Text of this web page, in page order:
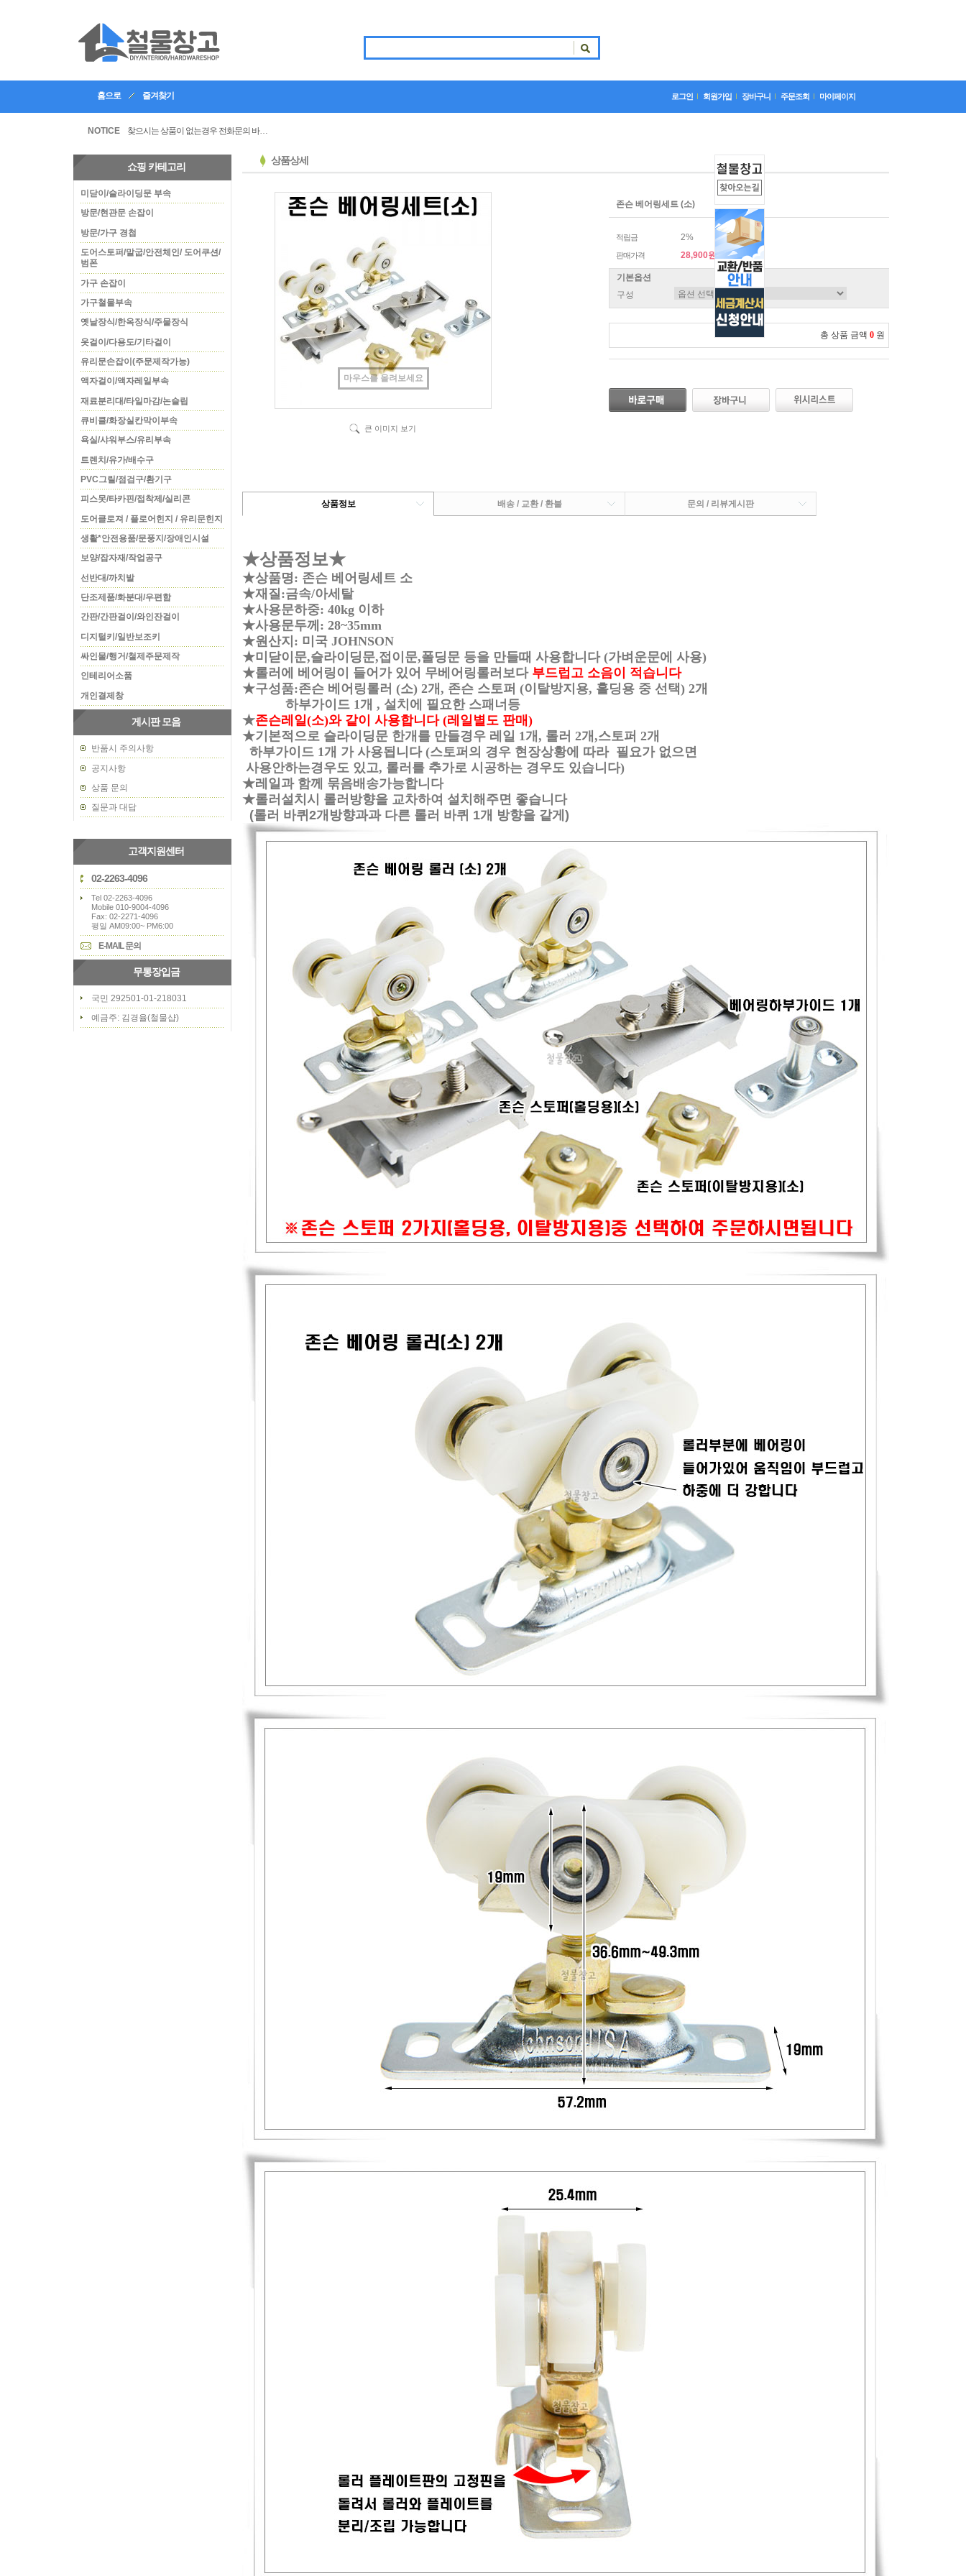
홈으로 즐겨찾기 로그인 회원가입 장바구니 주문조회 마이페이지
NOTICE
찾으시는 상품이 없는경우 전화문의 바랍니다
쇼핑 카테고리
미닫이/슬라이딩문 부속
방문/현관문 손잡이
방문/가구 경첩
도어스토퍼/말굽/안전체인/ 도어쿠션/
범폰
가구 손잡이
가구철물부속
옛날장식/한옥장식/주물장식
옷걸이/다용도/기타걸이
유리문손잡이(주문제작가능)
액자걸이/액자레일부속
재료분리대/타일마감/논슬립
큐비클/화장실칸막이부속
욕실/샤워부스/유리부속
트렌치/유가/배수구
PVC그릴/점검구/환기구
피스못/타카핀/접착제/실리콘
도어클로져 / 플로어힌지 / 유리문힌지
생활*안전용품/문풍지/장애인시설
보양/잡자재/작업공구
선반대/까치발
단조제품/화분대/우편함
간판/간판걸이/와인잔걸이
디지털키/일반보조키
싸인물/행거/철제주문제작
인테리어소품
개인결제창
게시판 모음
반품시 주의사항
공지사항
상품 문의
질문과 대답
고객지원센터
02-2263-4096
Tel 02-2263-4096
Mobile 010-9004-4096
Fax: 02-2271-4096
평일 AM09:00~ PM6:00
E-MAIL 문의
무통장입금
국민 292501-01-218031
예금주: 김경율(철물샵)
상품상세
마우스를 올려보세요
큰 이미지 보기
존슨 베어링세트 (소)
적립금 2%
판매가격 28,900원
기본옵션
구성
총 상품 금액 0 원
상품정보 배송 / 교환 / 환불 문의 / 리뷰게시판
★상품정보★
★상품명: 존슨 베어링세트 소
★재질:금속/아세탈
★사용문하중: 40kg 이하
★사용문두께: 28~35mm
★원산지: 미국 JOHNSON
★미닫이문,슬라이딩문,접이문,폴딩문 등을 만들때 사용합니다 (가벼운문에 사용)
★롤러에 베어링이 들어가 있어 무베어링롤러보다 부드럽고 소음이 적습니다
★구성품:존슨 베어링롤러 (소) 2개, 존슨 스토퍼 (이탈방지용, 홀딩용 중 선택) 2개
하부가이드 1개 , 설치에 필요한 스패너등
★존슨레일(소)와 같이 사용합니다 (레일별도 판매)
★기본적으로 슬라이딩문 한개를 만들경우 레일 1개, 롤러 2개,스토퍼 2개
하부가이드 1개 가 사용됩니다 (스토퍼의 경우 현장상황에 따라 필요가 없으면
사용안하는경우도 있고, 롤러를 추가로 시공하는 경우도 있습니다)
★레일과 함께 묶음배송가능합니다
★롤러설치시 롤러방향을 교차하여 설치해주면 좋습니다
(롤러 바퀴2개방향과과 다른 롤러 바퀴 1개 방향을 같게)